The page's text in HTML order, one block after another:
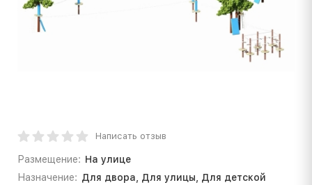
Написать отзыв
Размещение: На улице
Назначение: Для двора, Для улицы, Для детской